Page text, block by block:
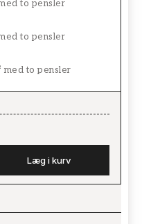
to pensler
to pensler
med to pensler
Læg i kurv